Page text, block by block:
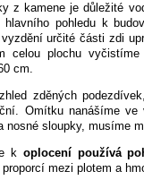
z kamene je důležité
pohledu k
vyzdění určité části zdi
celou plochu
cm.
zděných podezdívek,
Omítku nanášíme
nosné sloupky, musíme
k oplocení používá
mezi plotem a